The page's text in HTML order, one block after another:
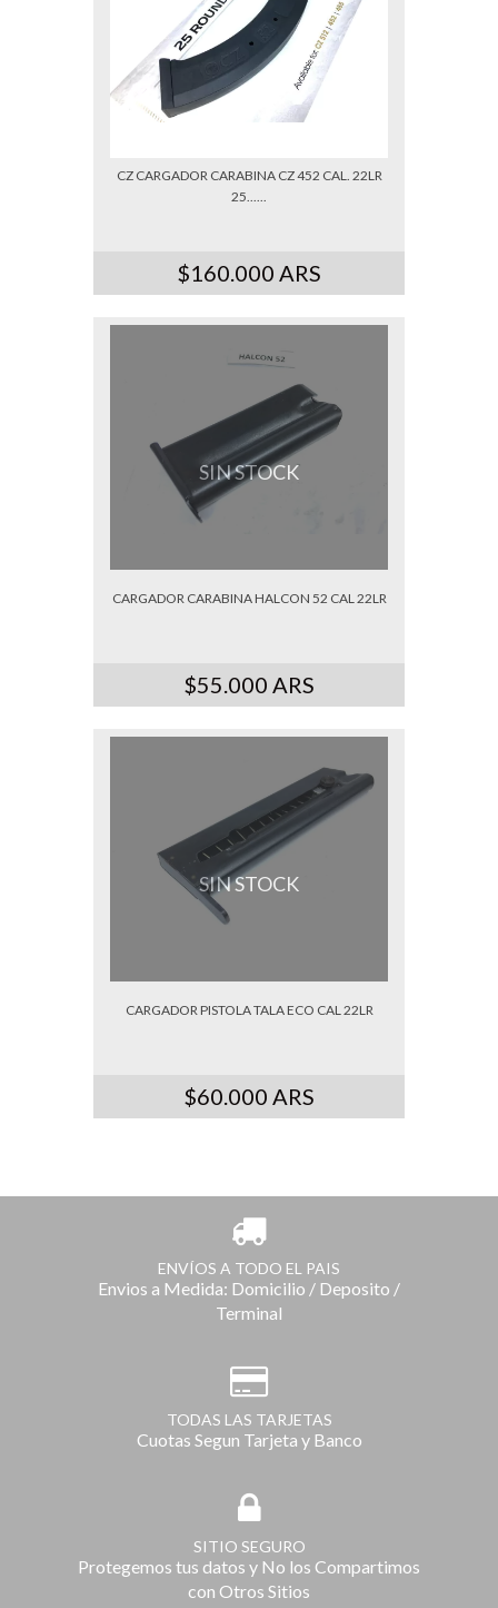
CZ CARGADOR CARABINA CZ 452 CAL. 22LR
25......
$160.000 ARS
SIN STOCK
CARGADOR CARABINA HALCON 52 CAL 22LR
$55.000 ARS
SIN STOCK
CARGADOR PISTOLA TALA ECO CAL 22LR
$60.000 ARS
ENVÍOS A TODO EL PAIS
Envios a Medida: Domicilio / Deposito /
Terminal
TODAS LAS TARJETAS
Cuotas Segun Tarjeta y Banco
SITIO SEGURO
Protegemos tus datos y No los Compartimos
con Otros Sitios